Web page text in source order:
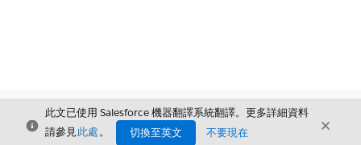
結束
此文已使用 Salesforce 機器翻譯系統翻譯。更多詳細資料
請參見此處。 切換至英文 不要現在 結束